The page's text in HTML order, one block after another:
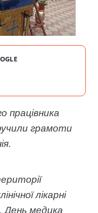
працівника
грамоти
лікарні
День медика